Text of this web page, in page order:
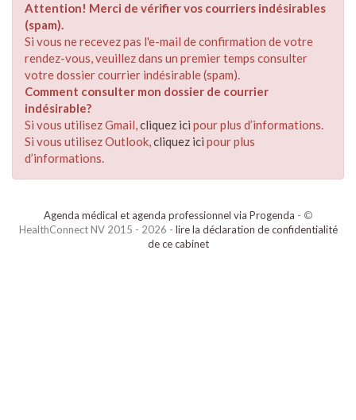
Attention! Merci de vérifier vos courriers indésirables
(spam).
Si vous ne recevez pas l'e-mail de confirmation de votre
rendez-vous, veuillez dans un premier temps consulter
votre dossier courrier indésirable (spam).
Comment consulter mon dossier de courrier
indésirable?
Si vous utilisez Gmail,cliquez ici pour plus d’informations.
Si vous utilisez Outlook,cliquez ici pour plus
d’informations.
Agenda médical et agenda professionnel via Progenda - ©
HealthConnect NV 2015 - 2026 - lire la déclaration de confidentialité
de ce cabinet